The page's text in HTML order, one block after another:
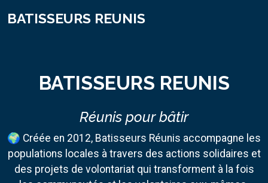
BATISSEURS REUNIS
BATISSEURS REUNIS
Réunis pour bâtir
🌍 Créée en 2012, Batisseurs Réunis accompagne les
populations locales à travers des actions solidaires et
des projets de volontariat qui transforment à la fois